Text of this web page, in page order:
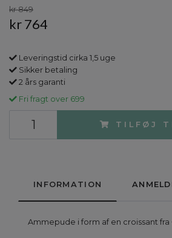
kr 849
kr 764
Leveringstid cirka 1,5 uge
Sikker betaling
2 års garanti
Fri fragt over 699
TILFØJ
INFORMATION
Ammepude i form af en croissant fra